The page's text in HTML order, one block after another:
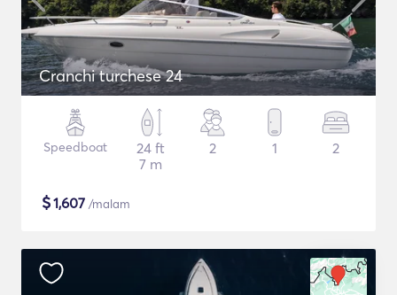
Cranchi turchese 24
Speedboat
24 ft
7 m
2 1 2
$1,607 /malam